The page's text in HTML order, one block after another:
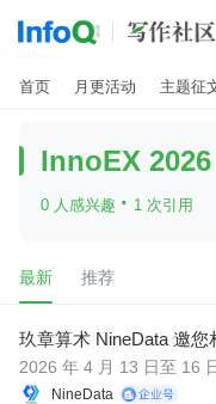
首页 月更活动 主题征
InnoEX 2026
0 人感兴趣 · 1 次引用
最新 推荐
玖章算术 NineData 邀
NineData
2026 年 4 月 13 日至 16
6）将在香港会议展览中